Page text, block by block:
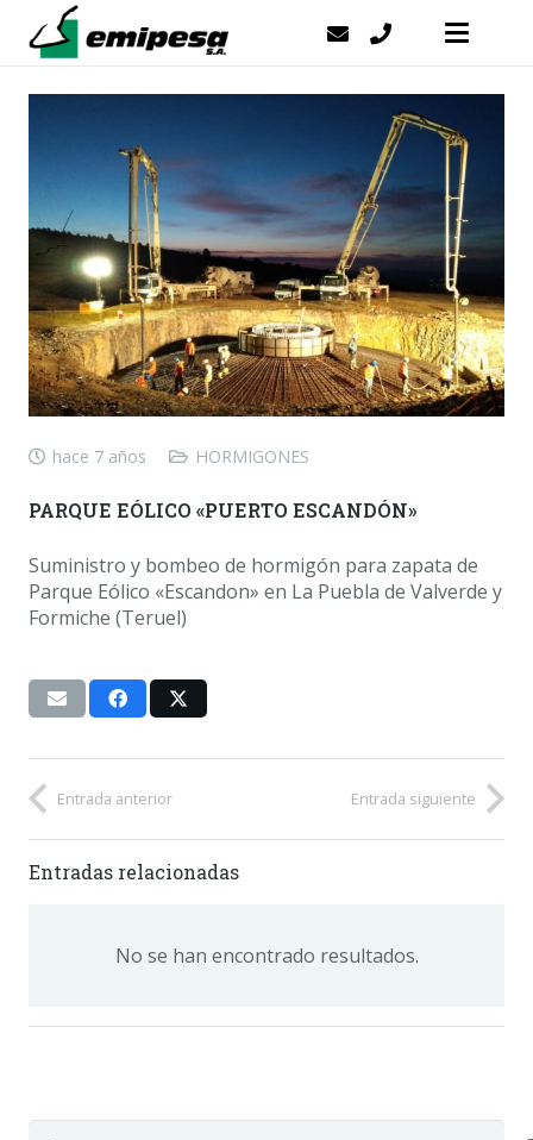
hace 7 años HORMIGONES
PARQUE EÓLICO «PUERTO ESCANDÓN»
Suministro y bombeo de hormigón para zapata de
Parque Eólico «Escandon» en La Puebla de Valverde y
Formiche (Teruel)
Entrada anterior Entrada siguiente
Entradas relacionadas
No se han encontrado resultados.